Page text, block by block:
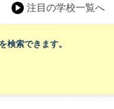
注目の学校一覧へ
検索できます。